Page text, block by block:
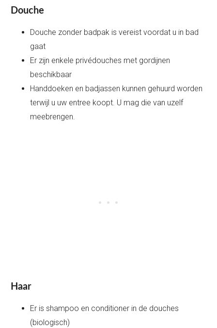
Douche
Douche zonder badpak is vereist voordat u in bad
gaat
Er zijn enkele privédouches met gordijnen
beschikbaar
Handdoeken en badjassen kunnen gehuurd worden
terwijl u uw entree koopt. U mag die van uzelf
meebrengen.
Haar
Er is shampoo en conditioner in de douches
(biologisch)